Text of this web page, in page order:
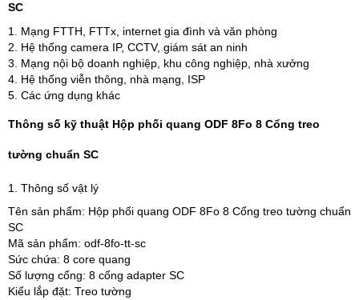
SC
1. Mạng FTTH, FTTx, internet gia đình và văn phòng
2. Hệ thống camera IP, CCTV, giám sát an ninh
3. Mạng nội bộ doanh nghiệp, khu công nghiệp, nhà xưởng
4. Hệ thống viễn thông, nhà mạng, ISP
5. Các ứng dụng khác
Thông số kỹ thuật Hộp phối quang ODF 8Fo 8 Cổng treo
tường chuẩn SC
1. Thông số vật lý
Tên sản phẩm: Hộp phối quang ODF 8Fo 8 Cổng treo tường chuẩn
SC
Mã sản phẩm: odf-8fo-tt-sc
Sức chứa: 8 core quang
Số lượng cổng: 8 cổng adapter SC
Kiểu lắp đặt: Treo tường